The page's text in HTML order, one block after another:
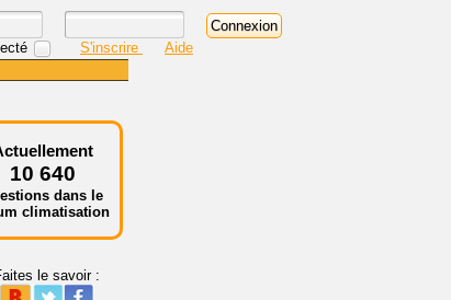
S'inscrire Aide
10 640
dans le
climatisation
le savoir :